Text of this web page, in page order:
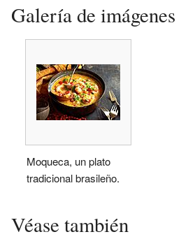
Galería de imágenes
Moqueca, un plato
tradicional brasileño.
Véase también